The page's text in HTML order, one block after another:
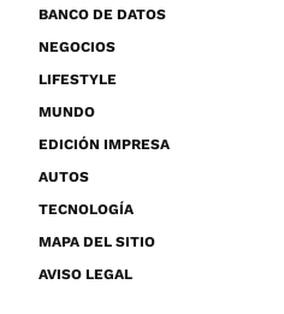
BANCO DE DATOS
NEGOCIOS
LIFESTYLE
MUNDO
EDICIÓN IMPRESA
AUTOS
TECNOLOGÍA
MAPA DEL SITIO
AVISO LEGAL